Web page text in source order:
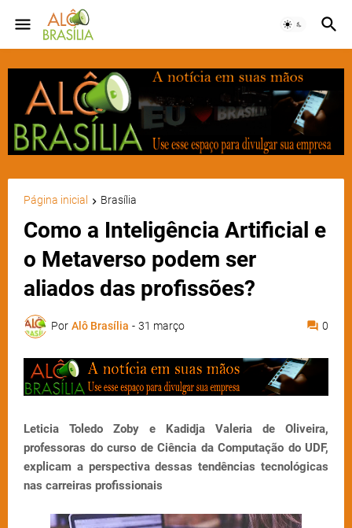
Página inicial Brasília
Como a Inteligência Artificial e
o Metaverso podem ser
aliados das profissões?
Por Alô Brasília - 31 março 0
Leticia Toledo Zoby e Kadidja Valeria de Oliveira,
professoras do curso de Ciência da Computação do UDF,
explicam a perspectiva dessas tendências tecnológicas
nas carreiras profissionais